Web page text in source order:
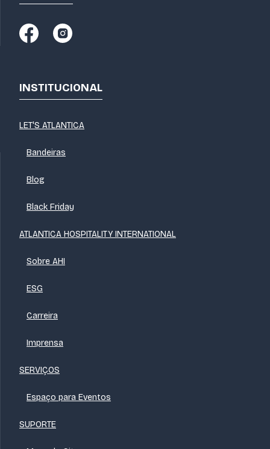
INSTITUCIONAL
LET'S ATLANTICA
Bandeiras
Blog
Black Friday
ATLANTICA HOSPITALITY INTERNATIONAL
Sobre AHI
ESG
Carreira
Imprensa
SERVIÇOS
Espaço para Eventos
SUPORTE